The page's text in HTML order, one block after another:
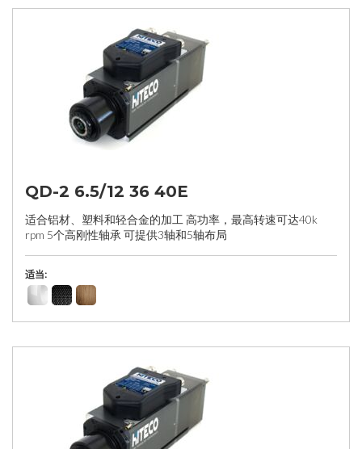
QD-2 6.5/12 36 40E
适合铝材、塑料和轻合金的加工 高功率，最高转速可达40k
rpm 5个高刚性轴承 可提供3轴和5轴布局
适当: